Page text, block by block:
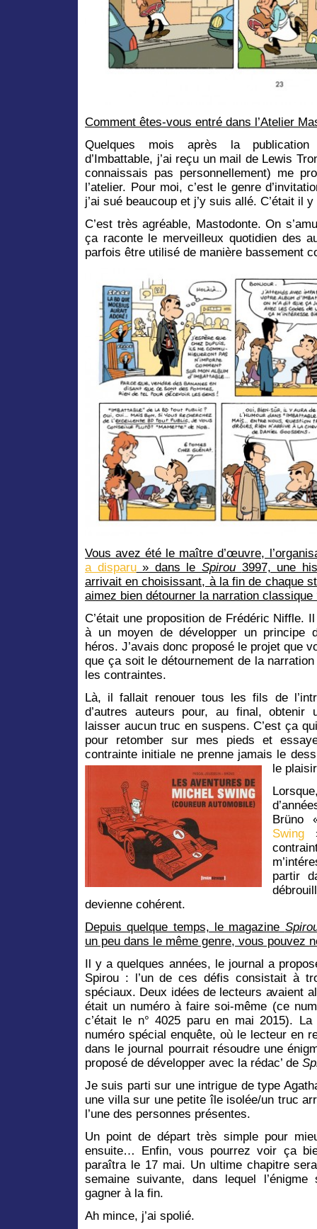
Comment êtes-vous entré dans l’Atelier
Quelques mois après la publication
d’Imbattable, j’ai reçu un mail de Lewis
connaissais pas personnellement) me
l’atelier. Pour moi, c’est le genre
j’ai sué beaucoup et j’y suis allé. C’était il
C’est très agréable, Mastodonte. On
ça raconte le merveilleux quotidien des
parfois être utilisé de manière bassement
Vous avez été le maître d’œuvre,
a disparu» dans le Spirou 3997, une
arrivait en choisissant, à la fin de chaque
aimez bien détourner la narration classique
C’était une proposition de Frédéric Niffle.
à un moyen de développer un principe
héros. J’avais donc proposé le projet que
que ça soit le détournement de la
les contraintes.
Là, il fallait renouer tous les fils de
d’autres auteurs pour, au final, obtenir
laisser aucun truc en suspens. C’est ça
pour retomber sur mes pieds et
contrainte initiale ne prenne jamais le
le
Swing
partir
devienne cohérent.
Depuis quelque temps, le magazine
un peu dans le même genre, vous pouvez
Il y a quelques années, le journal a
Spirou : l’un de ces défis consistait à
spéciaux. Deux idées de lecteurs avaient
était un numéro à faire soi-même (ce
c’était le n° 4025 paru en mai 2015).
numéro spécial enquête, où le lecteur en
dans le journal pourrait résoudre une
proposé de développer avec la rédac’ de
Je suis parti sur une intrigue de type
une villa sur une petite île isolée/un truc
l’une des personnes présentes.
Un point de départ très simple pour
ensuite… Enfin, vous pourrez voir ça
paraîtra le 17 mai. Un ultime chapitre
semaine suivante, dans lequel
gagner à la fin.
Ah mince, j’ai spolié.